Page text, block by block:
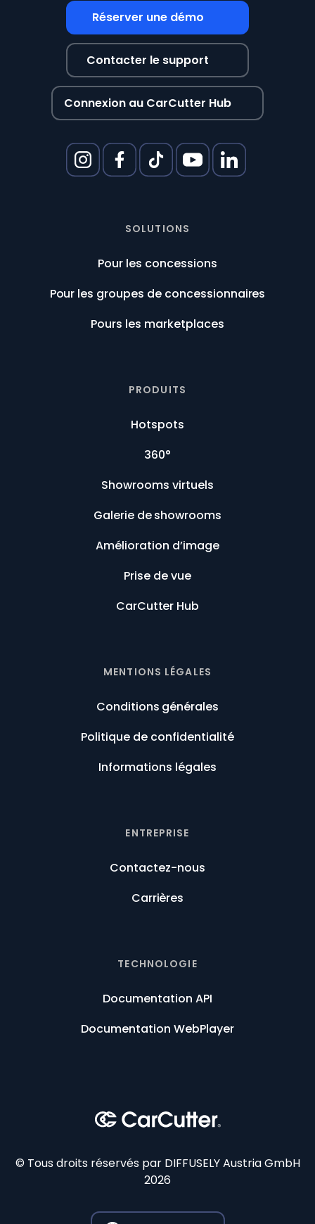
SOLUTIONS
Pour les concessions
Pour les groupes de concessionnaires
Pours les marketplaces
PRODUITS
Hotspots
360°
Showrooms virtuels
Galerie de showrooms
Amélioration d’image
Prise de vue
CarCutter Hub
MENTIONS LÉGALES
Conditions générales
Politique de confidentialité
Informations légales
ENTREPRISE
Contactez-nous
Carrières
TECHNOLOGIE
Documentation API
Documentation WebPlayer
Réserver une démo
Contacter le support
Connexion au CarCutter Hub
© Tous droits réservés par DIFFUSELY Austria GmbH
2026